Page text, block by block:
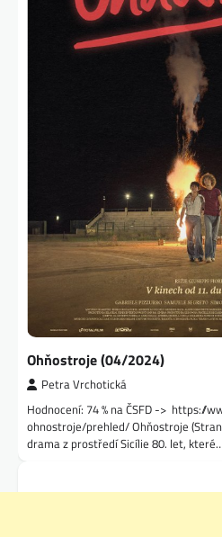
Ohňostroje (04/2024)
Petra Vrchotická
Hodnocení: 74 % na ČSFD -> https://
ohnostroje/prehled/ Ohňostroje
drama z prostředí Sicílie 80. let,